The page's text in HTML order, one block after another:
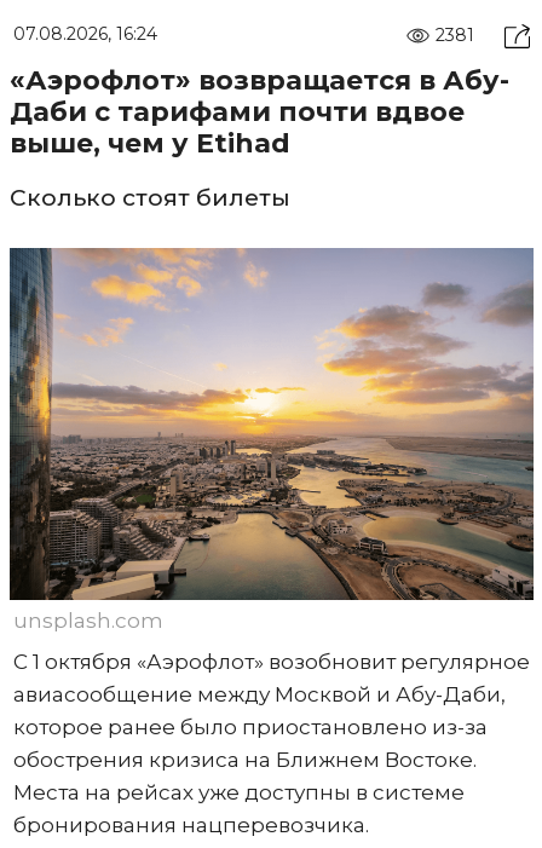
07.08.2026, 16:24 2381
«Аэрофлот» возвращается в Абу-
Даби с тарифами почти вдвое
выше, чем у Etihad
Сколько стоят билеты
unsplash.com
С 1 октября «Аэрофлот» возобновит регулярное
авиасообщение между Москвой и Абу-Даби,
которое ранее было приостановлено из-за
обострения кризиса на Ближнем Востоке.
Места на рейсах уже доступны в системе
бронирования нацперевозчика.